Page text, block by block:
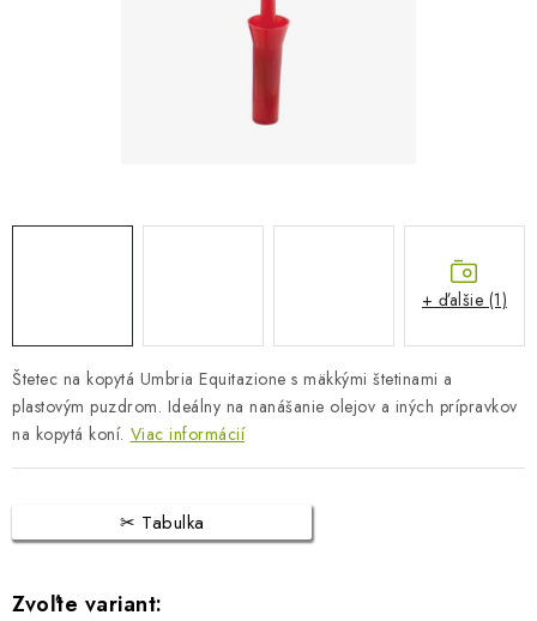
ZNAČKY
Podmienky ochrany osobných údajov
Napíšte nám
Štetec na kopytá Umbria Equitazione s mäkkými štetinami a
plastovým puzdrom. Ideálny na nanášanie olejov a iných prípravkov
na kopytá koní. Viac informácií
Tabulka
+ ďalšie (1)